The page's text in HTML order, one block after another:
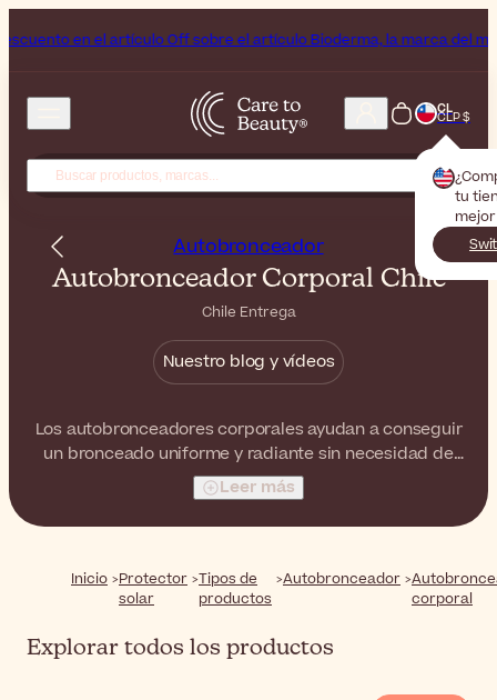
Off sobre el artículo Bioderma, la marca del mes Fin de semana
CL
CLP $
tu
Autobronceador
Autobronceador Corporal Chile
Chile Entrega
Nuestro blog y vídeos
Los autobronceadores corporales ayudan a conseguir
un bronceado uniforme y radiante sin necesidad de
exponerse al sol. Esta categoría incluye lociones,
mousses y sprays autobronceadores desarrollados
para una aplicación suave y unos resultados de
Leer más
Inicio
Protector
solar
Tipos de
productos
Autobronceador
corporal
Explorar todos los productos